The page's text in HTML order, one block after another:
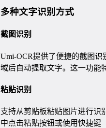
多种文字识别方式
截图识别
Umi-OCR提供了便捷的截图
域后自动提取文字。这一功能
粘贴识别
支持从剪贴板粘贴图片进行识
中点击粘贴按钮或使用快捷键